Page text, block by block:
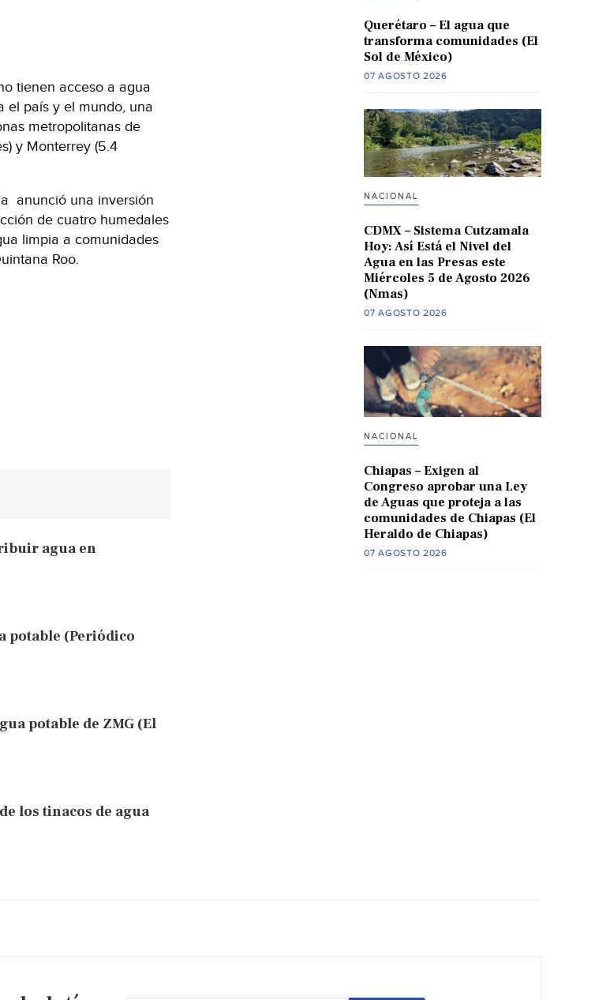
tienen acceso a agua
el país y el mundo, una
metropolitanas de
y Monterrey (5.4
anunció una inversión
de cuatro humedales
limpia a comunidades
Roo.
agua en
potable (Periódico
potable de ZMG (El
los tinacos de agua
Querétaro – El agua que
transforma comunidades (El
Sol de México)
07 AGOSTO 2026
NACIONAL
CDMX – Sistema Cutzamala
Hoy: Así Está el Nivel del
Agua en las Presas este
Miércoles 5 de Agosto 2026
(Nmas)
07 AGOSTO 2026
NACIONAL
Chiapas – Exigen al
Congreso aprobar una Ley
de Aguas que proteja a las
comunidades de Chiapas (El
Heraldo de Chiapas)
07 AGOSTO 2026